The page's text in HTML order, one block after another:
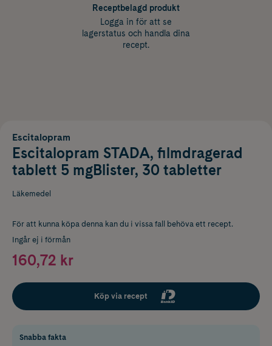
Receptbelagd produkt
Logga in för att se
lagerstatus och handla dina
recept.
Escitalopram
Escitalopram STADA, filmdragerad
tablett 5 mgBlister, 30 tabletter
Läkemedel
För att kunna köpa denna kan du i vissa fall behöva ett recept.
Ingår ej i förmån
160,72 kr
Köp via recept
Snabba fakta